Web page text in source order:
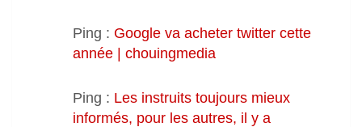
Ping : Google va acheter twitter cette
année | chouingmedia
Ping : Les instruits toujours mieux
informés, pour les autres, il y a